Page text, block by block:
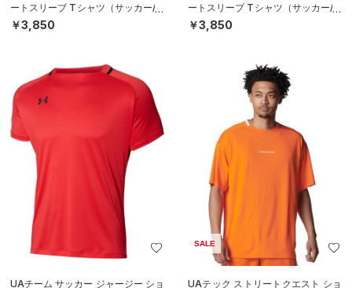
ートスリーブ Tシャツ（サッカー/M
EN）
￥3,850
ートスリーブ Tシャツ（サッカー/M
EN）
￥3,850
UAチーム サッカー ジャージー ショ
SALE
UAテック ストリートクエスト ショ